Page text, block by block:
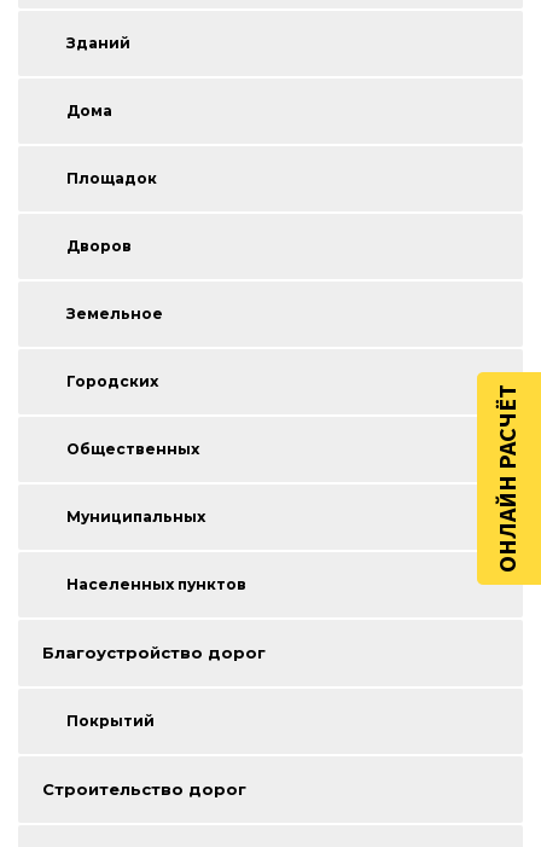
Зданий
Дома
Площадок
Дворов
Земельное
Городских
Общественных
Муниципальных
Населенных пунктов
Благоустройство дорог
Покрытий
Строительство дорог
ОНЛАЙН РАСЧЁТ